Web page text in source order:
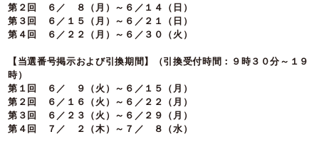
第２回 ６／ ８（月）～６／１４（日）
第３回 ６／１５（月）～６／２１（日）
第４回 ６／２２（月）～６／３０（火）
【当選番号掲示および引換期間】（引換受付時間：９時３０分～１９
時）
第１回 ６／ ９（火）～６／１５（月）
第２回 ６／１６（火）～６／２２（月）
第３回 ６／２３（火）～６／２９（月）
第４回 ７／ ２（木）～７／ ８（水）